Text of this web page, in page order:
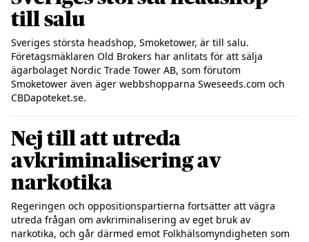
till salu
Sveriges största headshop, Smoketower, är till salu.
Företagsmäklaren Old Brokers har anlitats för att sälja
ägarbolaget Nordic Trade Tower AB, som förutom
Smoketower även äger webbshopparna Sweseeds.com och
Nej till att utreda
avkriminalisering av
narkotika
Regeringen och oppositionspartierna fortsätter att vägra
utreda frågan om avkriminalisering av eget bruk av
narkotika, och går därmed emot Folkhälsomyndigheten som